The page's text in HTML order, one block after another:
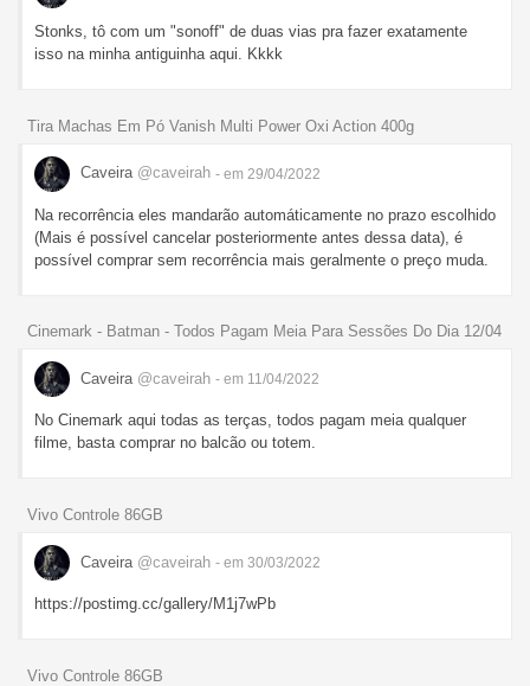
Stonks, tô com um "sonoff" de duas vias pra fazer exatamente
isso na minha antiguinha aqui. Kkkk
Tira Machas Em Pó Vanish Multi Power Oxi Action 400g
Caveira @caveirah - em 29/04/2022
Na recorrência eles mandarão automáticamente no prazo escolhido
(Mais é possível cancelar posteriormente antes dessa data), é
possível comprar sem recorrência mais geralmente o preço muda.
Cinemark - Batman - Todos Pagam Meia Para Sessões Do Dia 12/04
Caveira @caveirah - em 11/04/2022
No Cinemark aqui todas as terças, todos pagam meia qualquer
filme, basta comprar no balcão ou totem.
Vivo Controle 86GB
Caveira @caveirah - em 30/03/2022
https://postimg.cc/gallery/M1j7wPb
Vivo Controle 86GB